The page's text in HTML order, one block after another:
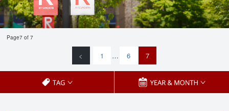
Page7 of 7
< 1 … 6 7